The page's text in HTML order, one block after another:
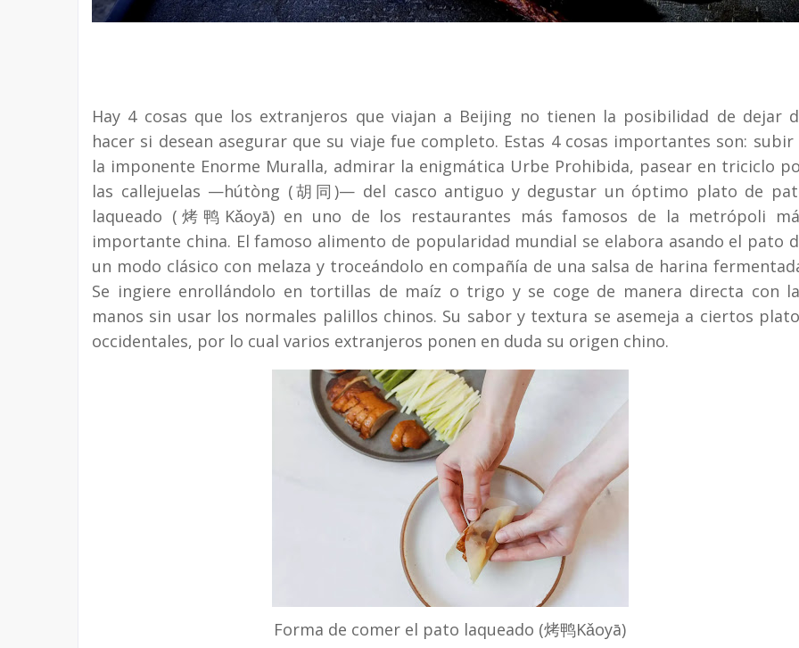
Hay 4 cosas que los extranjeros que viajan a Beijing no tienen la posibilidad de dejar
hacer si desean asegurar que su viaje fue completo. Estas 4 cosas importantes son: subir
la imponente Enorme Muralla, admirar la enigmática Urbe Prohibida, pasear en triciclo
las callejuelas —hútòng (胡同)— del casco antiguo y degustar un óptimo plato de
laqueado (烤鸭Kǎoyā) en uno de los restaurantes más famosos de la metrópoli
importante china. El famoso alimento de popularidad mundial se elabora asando el pato
un modo clásico con melaza y troceándolo en compañía de una salsa de harina
Se ingiere enrollándolo en tortillas de maíz o trigo y se coge de manera directa con
manos sin usar los normales palillos chinos. Su sabor y textura se asemeja a ciertos
occidentales, por lo cual varios extranjeros ponen en duda su origen chino.
Forma de comer el pato laqueado (烤鸭Kǎoyā)